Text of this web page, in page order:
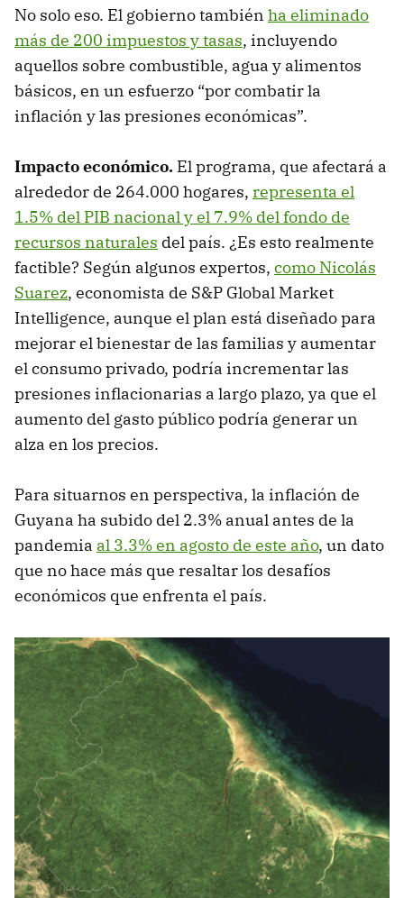
No solo eso. El gobierno también ha eliminado
más de 200 impuestos y tasas, incluyendo
aquellos sobre combustible, agua y alimentos
básicos, en un esfuerzo “por combatir la
inflación y las presiones económicas”.
Impacto económico. El programa, que afectará a
alrededor de 264.000 hogares, representa el
1.5% del PIB nacional y el 7.9% del fondo de
recursos naturales del país. ¿Es esto realmente
factible? Según algunos expertos, como Nicolás
Suarez, economista de S&P Global Market
Intelligence, aunque el plan está diseñado para
mejorar el bienestar de las familias y aumentar
el consumo privado, podría incrementar las
presiones inflacionarias a largo plazo, ya que el
aumento del gasto público podría generar un
alza en los precios.
Para situarnos en perspectiva, la inflación de
Guyana ha subido del 2.3% anual antes de la
pandemia al 3.3% en agosto de este año, un dato
que no hace más que resaltar los desafíos
económicos que enfrenta el país.